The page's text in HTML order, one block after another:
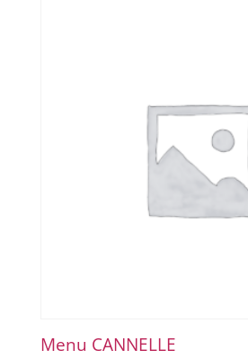
Menu CANNELLE